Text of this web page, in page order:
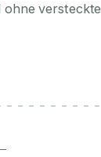
versteckte